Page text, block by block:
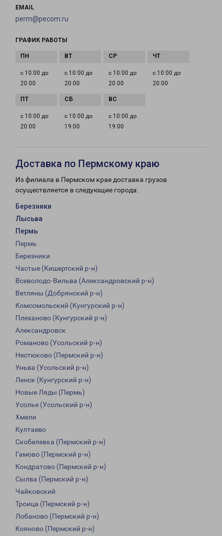
EMAIL
perm@pecom.ru
ГРАФИК РАБОТЫ
с 10:00 до
20:00
с 10:00 до
20:00
с 10:00 до
20:00
с 10:00 до
20:00
с 10:00 до
20:00
с 10:00 до
19:00
с 10:00 до
19:00
Доставка по Пермскому краю
Из филиала в Пермском крае доставка грузов
осуществляется в следующие города:
Березники
Лысьва
Пермь
Пермь
Березники
Частые (Кишертский р-н)
Всеволодо-Вильва (Александровский р-н)
Ветляны (Добрянский р-н)
Комсомольский (Кунгурский р-н)
Плеханово (Кунгурский р-н)
Александровск
Романово (Усольский р-н)
Нестюково (Пермский р-н)
Уньва (Усольский р-н)
Ленск (Кунгурский р-н)
Новые Ляды (Пермь)
Усолье (Усольский р-н)
Хмели
Култаево
Скобелевка (Пермский р-н)
Гамово (Пермский р-н)
Кондратово (Пермский р-н)
Сылва (Пермский р-н)
Чайковский
Троица (Пермский р-н)
Лобаново (Пермский р-н)
Кояново (Пермский р-н)